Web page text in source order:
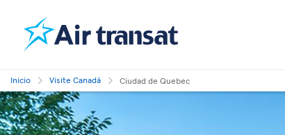
Inicio Visite Canadá Ciudad de Quebec